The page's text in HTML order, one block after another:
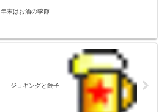
年末はお酒の季節
ジョギングと餃子